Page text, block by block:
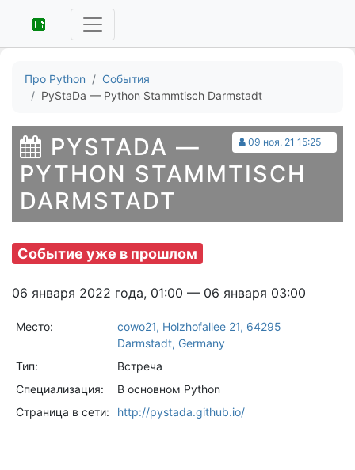
Про Python
События
PyStaDa — Python Stammtisch Darmstadt
09 ноя. 21 15:25
PYSTADA —
PYTHON STAMMTISCH
DARMSTADT
Событие уже в прошлом
06 января 2022 года, 01:00 — 06 января 03:00
Место:
cowo21, Holzhofallee 21, 64295
Darmstadt, Germany
Тип:
Встреча
Специализация:
В основном Python
Страница в сети:
http://pystada.github.io/